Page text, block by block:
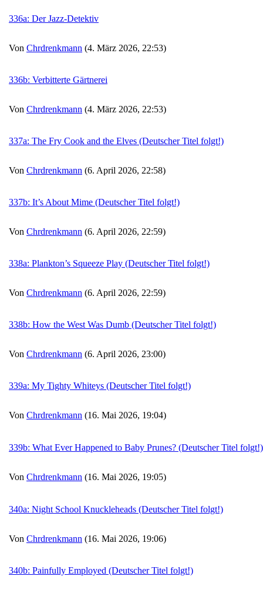
336a: Der Jazz-Detektiv
Von Chrdrenkmann (4. März 2026, 22:53)
336b: Verbitterte Gärtnerei
Von Chrdrenkmann (4. März 2026, 22:53)
337a: The Fry Cook and the Elves (Deutscher Titel folgt!)
Von Chrdrenkmann (6. April 2026, 22:58)
337b: It’s About Mime (Deutscher Titel folgt!)
Von Chrdrenkmann (6. April 2026, 22:59)
338a: Plankton’s Squeeze Play (Deutscher Titel folgt!)
Von Chrdrenkmann (6. April 2026, 22:59)
338b: How the West Was Dumb (Deutscher Titel folgt!)
Von Chrdrenkmann (6. April 2026, 23:00)
339a: My Tighty Whiteys (Deutscher Titel folgt!)
Von Chrdrenkmann (16. Mai 2026, 19:04)
339b: What Ever Happened to Baby Prunes? (Deutscher Titel folgt!)
Von Chrdrenkmann (16. Mai 2026, 19:05)
340a: Night School Knuckleheads (Deutscher Titel folgt!)
Von Chrdrenkmann (16. Mai 2026, 19:06)
340b: Painfully Employed (Deutscher Titel folgt!)